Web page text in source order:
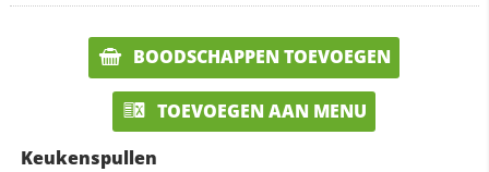
BOODSCHAPPEN TOEVOEGEN
TOEVOEGEN AAN MENU
Keukenspullen